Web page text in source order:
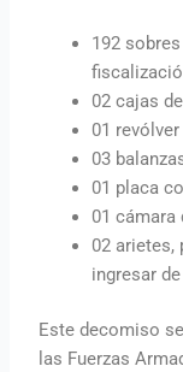
192
02 cajas
01
03
01 placa
01 cámara
02 arietes,
ingresar
Este decomiso
las Fuerzas